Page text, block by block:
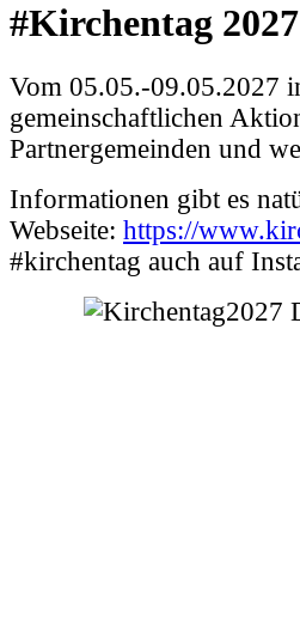
#Kirchentag 2027
Vom 05.05.-09.05.2027
gemeinschaftlichen
Partnergemeinden und
Informationen gibt es
Webseite: https://
#kirchentag auch auf